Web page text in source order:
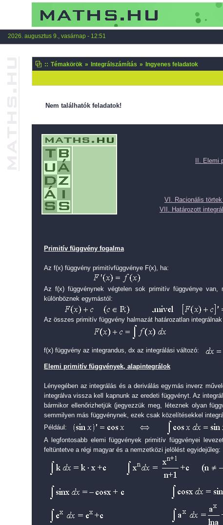
2026. augusztus 9., vasárnap - 12:51
:: Témakörök » Integrálszámítás »
Ingyenes feladatok
Nem találhatók feladatok!
II.
VI. Racionális
VII. Határozott
Primitív függvény fogalma
Az f(x) függvény primitívfüggvénye F(x), ha:
Az f(x) függvénynek végtelen sok primitív függvénye van,
különböznek egymástól:
Az összes primitív függvény halmazát határozatlan
f(x) függvény az integrandus, dx az integrálási változó:
Elemi primitív függvények, alapintegrálok
Lényegében az integrálás és a deriválás egymás inverz
integrálva vissza kell kapnunk az eredeti függvényt. Az
bármikor ellenőrizhetjük (jegyezzük meg, léteznek olyan
semmilyen más függvénynek, ezek csak közelítésekkel
Például:
A legfontosabb elemi függvények primitív függvényei
feltüntetve a régi magyar és a nemzetközi jelölést egyidejűleg: